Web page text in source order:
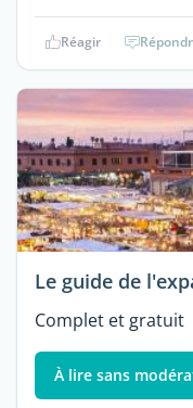
Réagir
Le guide de
Complet et gratuit
À lire sans